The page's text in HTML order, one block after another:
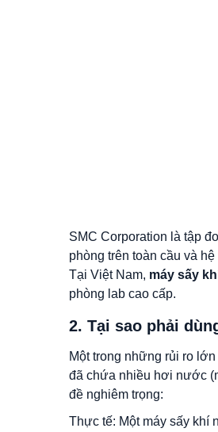
SMC Corporation là tập
phòng trên toàn cầu và
Tại Việt Nam, máy sấy
phòng lab cao cấp.
2. Tại sao phải
Một trong những rủi ro
đã chứa nhiều hơi nước
đề nghiêm trọng:
Thực tế: Một máy sấy khí